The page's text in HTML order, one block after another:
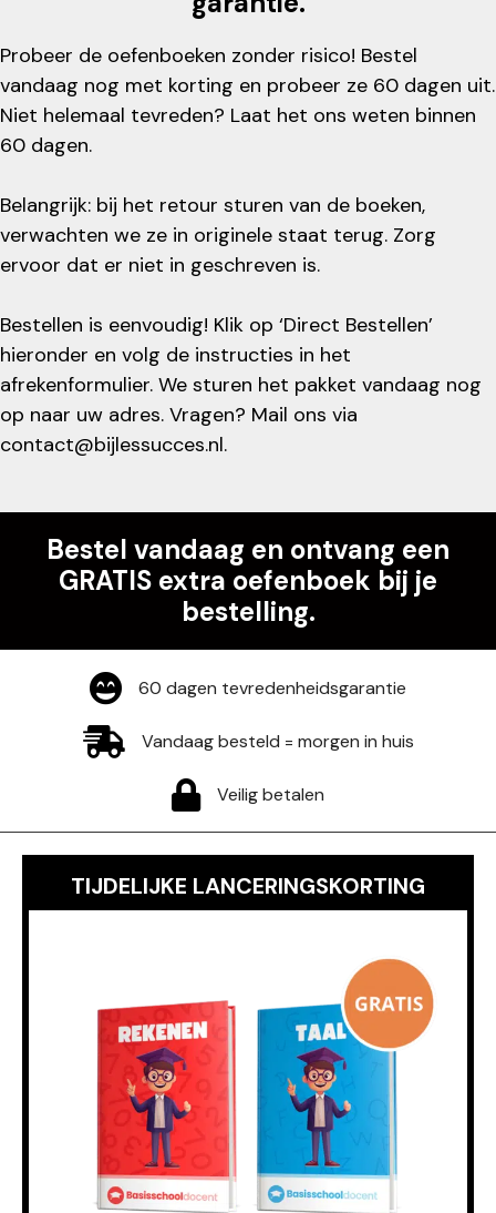
Probeer de oefenboeken zonder risico! Bestel
vandaag nog met korting en probeer ze 60 dagen uit.
Niet helemaal tevreden? Laat het ons weten binnen
60 dagen.
Belangrijk: bij het retour sturen van de boeken,
verwachten we ze in originele staat terug. Zorg
ervoor dat er niet in geschreven is.
Bestellen is eenvoudig! Klik op ‘Direct Bestellen’
hieronder en volg de instructies in het
afrekenformulier. We sturen het pakket vandaag nog
op naar uw adres. Vragen? Mail ons via
contact@bijlessucces.nl.
Bestel vandaag en ontvang een
GRATIS extra oefenboek bij je
bestelling.
60 dagen tevredenheidsgarantie
Vandaag besteld = morgen in huis
Veilig betalen
TIJDELIJKE LANCERINGSKORTING